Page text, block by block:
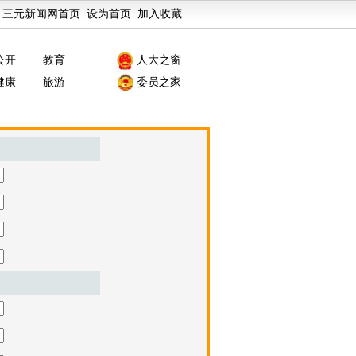
三元新闻网首页 设为首页 加入收藏
开 教育
人大之窗
康
旅游 委员之家